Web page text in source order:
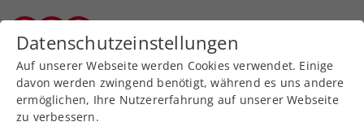
Zurück zur Newsübersicht
Turniere
Datenschutzeinstellungen
Auf unserer Webseite werden Cookies verwendet. Einige
davon werden zwingend benötigt, während es uns andere
ermöglichen, Ihre Nutzererfahrung auf unserer Webseite
zu verbessern.